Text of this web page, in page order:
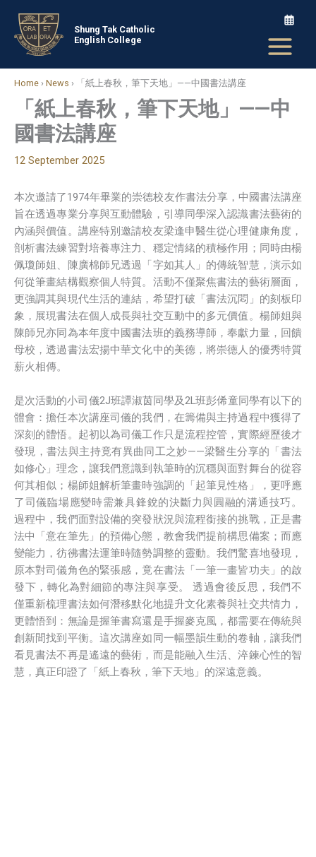
content
Shung Tak Catholic
English College
Home › News › 「紙上春秋，筆下天地」——中國書法講座
「紙上春秋，筆下天地」——中
國書法講座
12 September 2025
本次邀請了1974年畢業的崇德校友作書法分享，中國書法講座
旨在透過專業分享與互動體驗，引導同學深入認識書法藝術的
內涵與價值。講座特別邀請校友梁逢申醫生從心理健康角度，
剖析書法練習對培養專注力、穩定情緒的積極作用；同時由楊
佩瓊師姐、陳廣棉師兄透過「字如其人」的傳統智慧，演示如
何從筆畫結構觀察個人特質。活動不僅聚焦書法的藝術層面，
更強調其與現代生活的連結，希望打破「書法沉悶」的刻板印
象，展現書法在個人成長與社交互動中的多元價值。楊師姐與
陳師兄亦同為本年度中國書法班的義務導師，奉獻力量，回饋
母校，透過書法宏揚中華文化中的美德，將崇德人的優秀特質
薪火相傳。
是次活動的小司儀2J班譚淑茵同學及2L班彭俙童同學有以下的
體會：擔任本次講座司儀的我們，在籌備與主持過程中獲得了
深刻的體悟。起初以為司儀工作只是流程控管，實際經歷後才
發現，書法與主持竟有異曲同工之妙——梁醫生分享的「書法
如修心」理念，讓我們意識到執筆時的沉穩與面對舞台的從容
何其相似；楊師姐解析筆畫時強調的「起筆見性格」，更呼應
了司儀臨場應變時需兼具鋒銳的決斷力與圓融的溝通技巧。
過程中，我們面對設備的突發狀況與流程銜接的挑戰，正是書
法中「意在筆先」的預備心態，教會我們提前構思備案；而應
變能力，彷彿書法運筆時隨勢調整的靈動。我們驚喜地發現，
原本對司儀角色的緊張感，竟在書法「一筆一畫皆功夫」的啟
發下，轉化為對細節的專注與享受。 透過會後反思，我們不
僅重新梳理書法如何潛移默化地提升文化素養與社交共情力，
更體悟到：無論是握筆書寫還是手握麥克風，都需要在傳統與
創新間找到平衡。這次講座如同一幅墨韻生動的卷軸，讓我們
看見書法不再是遙遠的藝術，而是能融入生活、淬鍊心性的智
慧，真正印證了「紙上春秋，筆下天地」的深遠意義。